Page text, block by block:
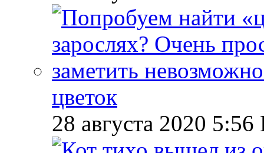
цветок
28 августа 2020